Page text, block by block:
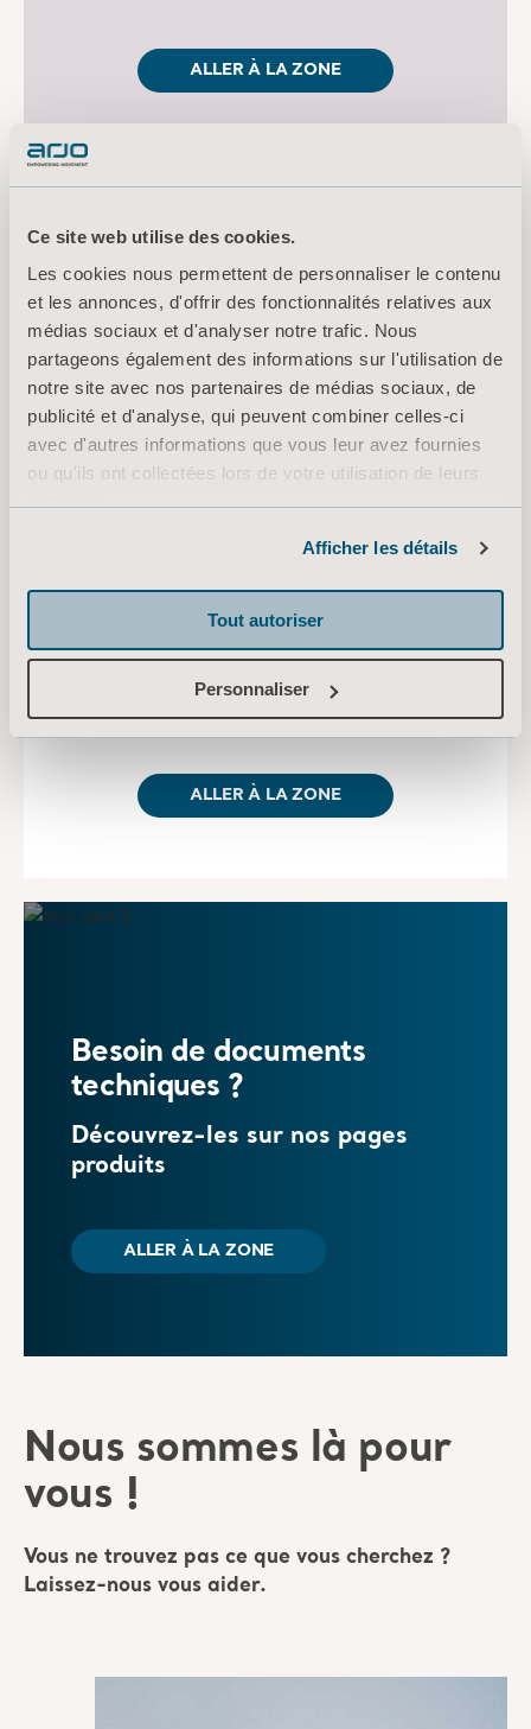
Ce site web utilise des cookies.
Les cookies nous permettent de personnaliser le contenu
et les annonces, d'offrir des fonctionnalités relatives aux
médias sociaux et d'analyser notre trafic. Nous
partageons également des informations sur l'utilisation de
notre site avec nos partenaires de médias sociaux, de
publicité et d'analyse, qui peuvent combiner celles-ci
avec d'autres informations que vous leur avez fournies
ou qu'ils ont collectées lors de votre utilisation de leurs
Afficher les détails
Tout autoriser
Personnaliser
ALLER À LA ZONE
Pièces de rechange
Pour assurer la performance de votre
équipement, nous ne fournissons que des
pièces de rechange d’origine.
ALLER À LA ZONE
Besoin de documents
techniques ?
Découvrez-les sur nos pages
produits
ALLER À LA ZONE
Nous sommes là pour
vous !
Vous ne trouvez pas ce que vous cherchez ?
Laissez-nous vous aider.